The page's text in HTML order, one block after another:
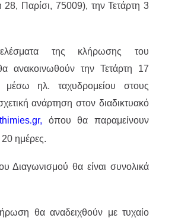
Παρίσι, 75009), την Τετάρτη 3
της κλήρωσης του
ανακοινωθούν την Τετάρτη 17
μέσω ηλ. ταχυδρομείου στους
ανάρτηση στον διαδικτυακό
.gr, όπου θα παραμείνουν
ημέρες.
Διαγωνισμού θα είναι συνολικά
θα αναδειχθούν με τυχαίο